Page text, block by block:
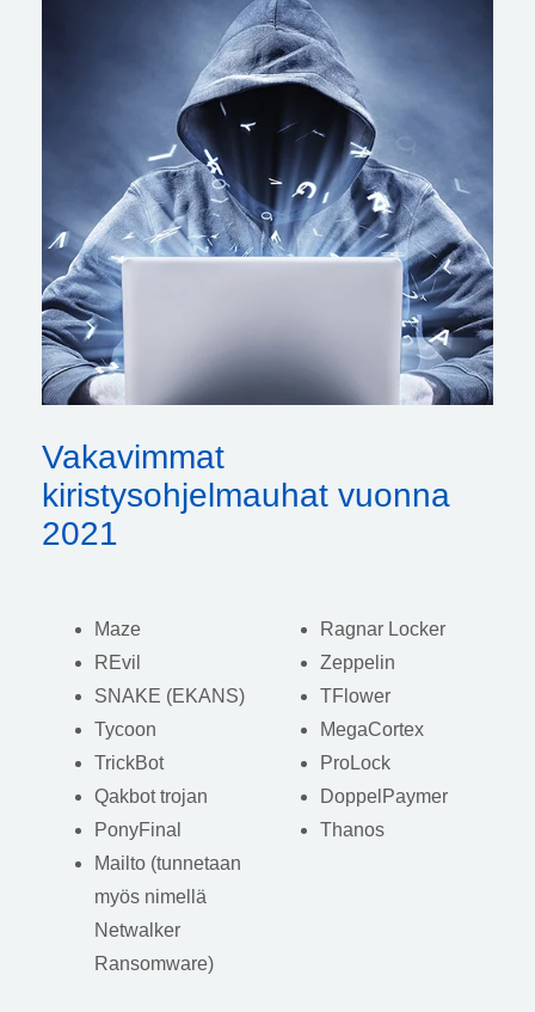
Vakavimmat
kiristysohjelmauhat vuonna
2021
Maze
REvil
SNAKE (EKANS)
Tycoon
TrickBot
Qakbot trojan
PonyFinal
Mailto (tunnetaan
myös nimellä
Netwalker
Ransomware)
Ragnar Locker
Zeppelin
TFlower
MegaCortex
ProLock
DoppelPaymer
Thanos